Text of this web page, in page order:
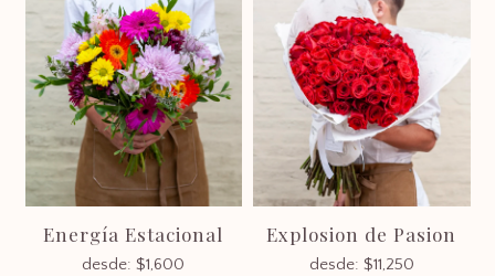
Energía Estacional
desde:$1,600
Explosion de Pasion
desde: $11,250